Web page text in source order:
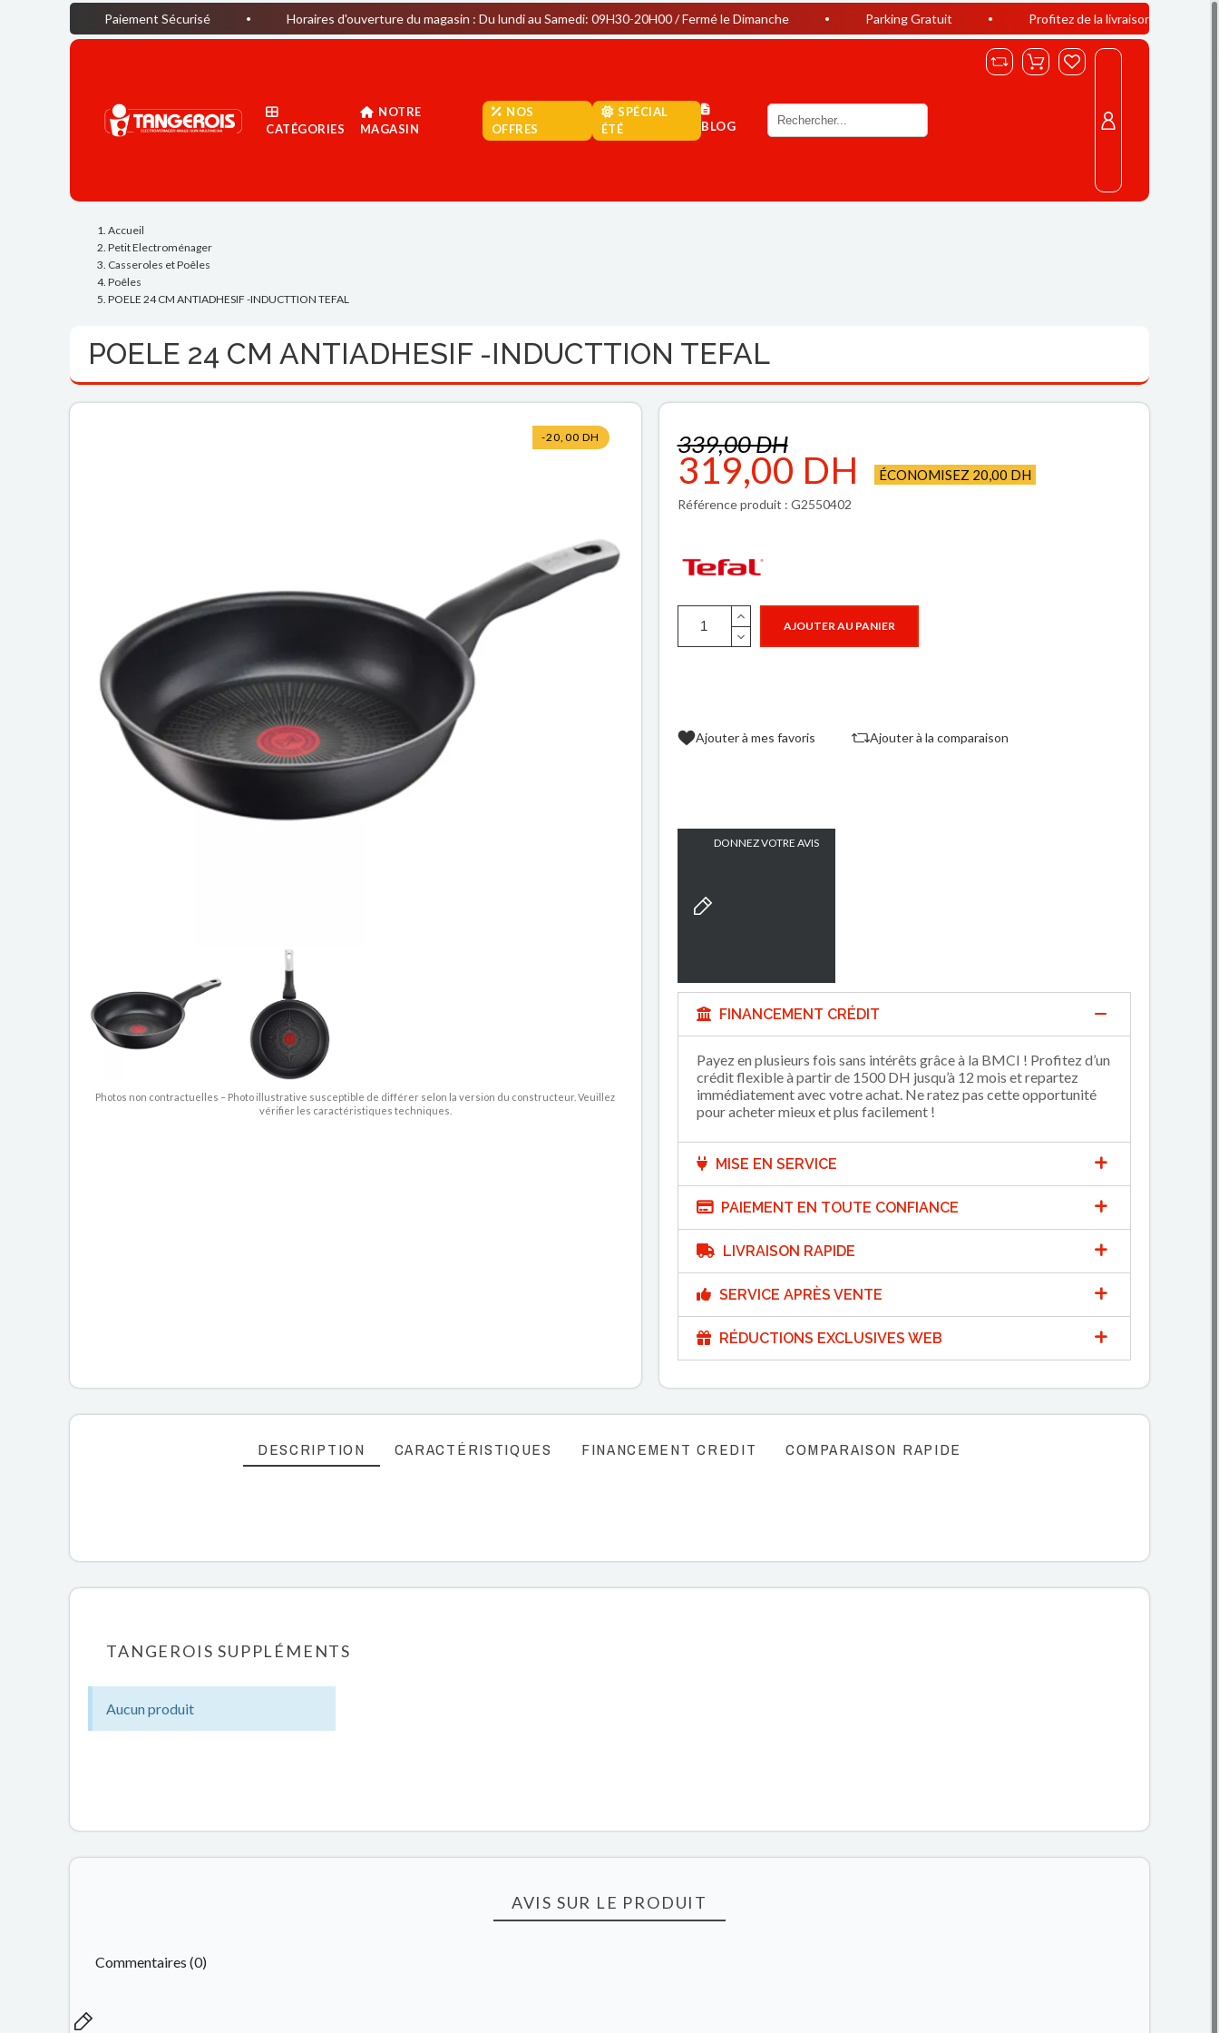
Paiement Sécurisé Horaires d'ouverture du magasin : Du lundi au Samedi: 09H30-20H00 / Fermé le Dimanche Parking Gratuit Profitez de la livraison offerte à Casablanca
CATÉGORIES
NOTRE
MAGASIN
NOS
OFFRES
SPÉCIAL
ÉTÉ
BLOG
Accueil
Petit Electroménager
Casseroles et Poêles
Poêles
POELE 24 CM ANTIADHESIF -INDUCTTION TEFAL
POELE 24 CM ANTIADHESIF -INDUCTTION TEFAL
-20,00 DH
Photos non contractuelles – Photo illustrative susceptible de différer selon la version du constructeur. Veuillez
vérifier les caractéristiques techniques.
339,00 DH
319,00 DH ÉCONOMISEZ 20,00 DH
Référence produit : G2550402
AJOUTER AU PANIER
Ajouter à mes favoris Ajouter à la comparaison
DONNEZ VOTRE AVIS
FINANCEMENT CRÉDIT
Payez en plusieurs fois sans intérêts grâce à la BMCI ! Profitez d’un
crédit flexible à partir de 1500 DH jusqu’à 12 mois et repartez
immédiatement avec votre achat. Ne ratez pas cette opportunité
pour acheter mieux et plus facilement !
MISE EN SERVICE
PAIEMENT EN TOUTE CONFIANCE
LIVRAISON RAPIDE
SERVICE APRÈS VENTE
RÉDUCTIONS EXCLUSIVES WEB
DESCRIPTION CARACTÉRISTIQUES FINANCEMENT CREDIT COMPARAISON RAPIDE
TANGEROIS SUPPLÉMENTS
Aucun produit
AVIS SUR LE PRODUIT
Commentaires (0)